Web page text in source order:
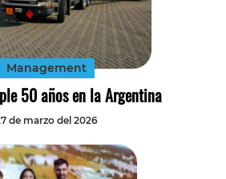
Management
50 años en la Argentina
de marzo del 2026